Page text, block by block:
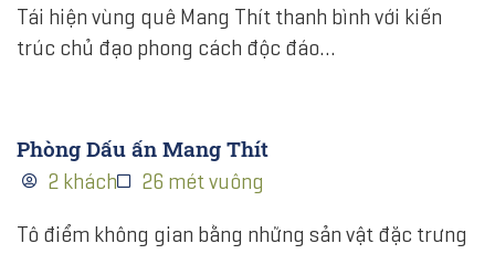
Tái hiện vùng quê Mang Thít thanh bình với kiến
trúc chủ đạo phong cách độc đáo…
Phòng Dấu ấn Mang Thít
2 khách
26 mét vuông
Tô điểm không gian bằng những sản vật đặc trưng